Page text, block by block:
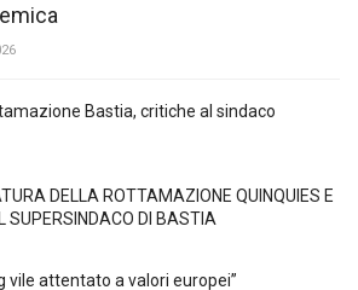
Bastia, critiche al sindaco
DELLA ROTTAMAZIONE QUINQUIES E
SUPERSINDACO DI BASTIA
vile attentato a valori europei”